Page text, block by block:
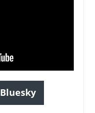
Bluesky